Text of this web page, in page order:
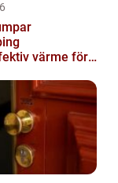
värme för